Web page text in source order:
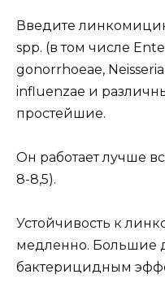
Введите
spp. (в том числе
gonorrhoeae,
influenzae и
простейшие.
Он работает лучше
8-8,5).
Устойчивость к
медленно. Большие
бактерицидным